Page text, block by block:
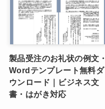
製品受注のお礼状の例文・
Wordテンプレート無料ダ
ウンロード｜ビジネス文
書・はがき対応